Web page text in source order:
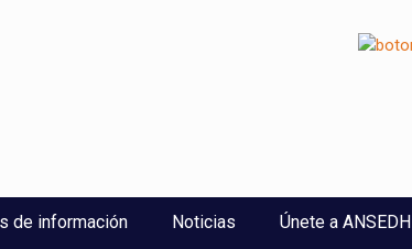
de información Noticias Únete a ANSEDH